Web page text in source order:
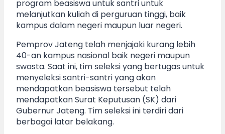
program beasiswa untuk santri untuk
melanjutkan kuliah di perguruan tinggi, baik
kampus dalam negeri maupun luar negeri.
Pemprov Jateng telah menjajaki kurang lebih
40-an kampus nasional baik negeri maupun
swasta. Saat ini, tim seleksi yang bertugas untuk
menyeleksi santri-santri yang akan
mendapatkan beasiswa tersebut telah
mendapatkan Surat Keputusan (SK) dari
Gubernur Jateng. Tim seleksi ini terdiri dari
berbagai latar belakang.